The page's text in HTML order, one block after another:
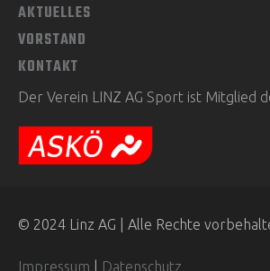
AKTUELLES
VORSTAND
KONTAKT
Der Verein LINZ AG Sport ist Mitglied
© 2024 Linz AG | Alle Rechte
Impressum Datenschutz